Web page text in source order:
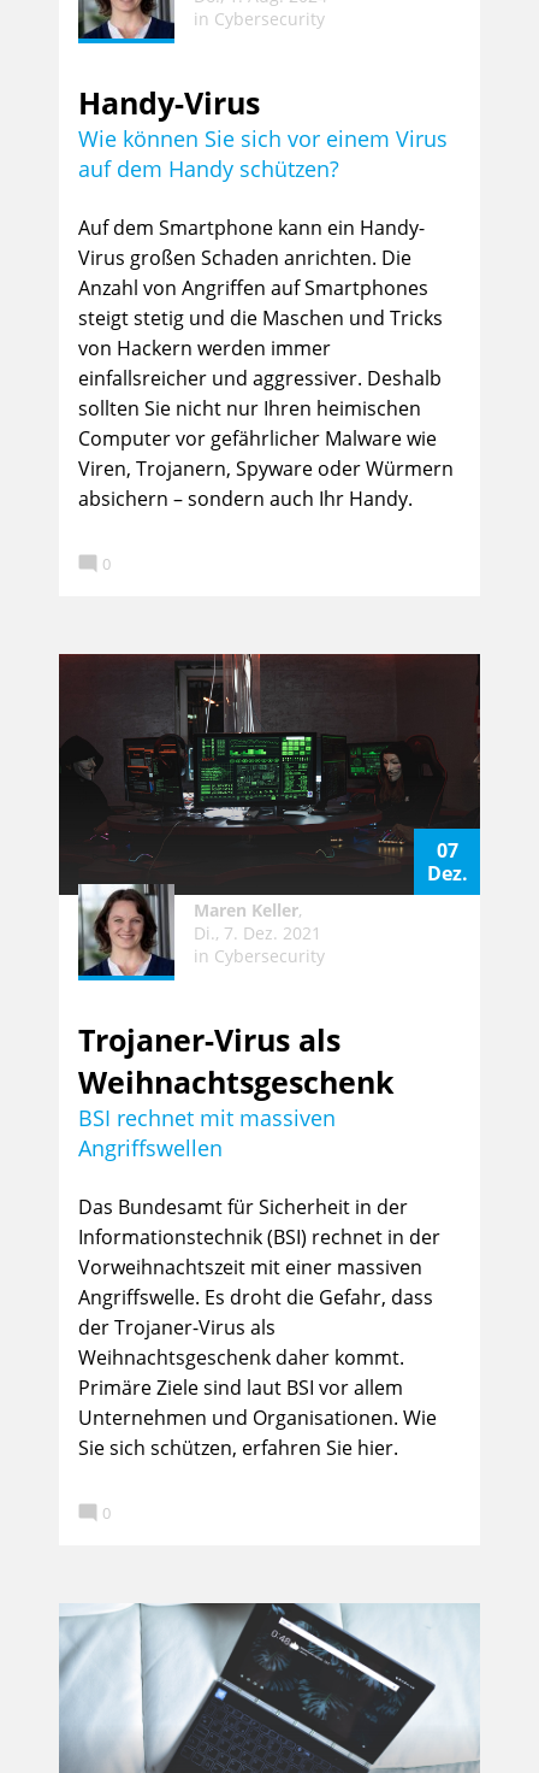
in Cybersecurity
Handy-Virus
Wie können Sie sich vor einem Virus
auf dem Handy schützen?
Auf dem Smartphone kann ein Handy-
Virus großen Schaden anrichten. Die
Anzahl von Angriffen auf Smartphones
steigt stetig und die Maschen und Tricks
von Hackern werden immer
einfallsreicher und aggressiver. Deshalb
sollten Sie nicht nur Ihren heimischen
Computer vor gefährlicher Malware wie
Viren, Trojanern, Spyware oder Würmern
absichern – sondern auch Ihr Handy.
 0
07
Dez.
Maren Keller,
Di., 7. Dez. 2021
in Cybersecurity
Trojaner-Virus als
Weihnachtsgeschenk
BSI rechnet mit massiven
Angriffswellen
Das Bundesamt für Sicherheit in der
Informationstechnik (BSI) rechnet in der
Vorweihnachtszeit mit einer massiven
Angriffswelle. Es droht die Gefahr, dass
der Trojaner-Virus als
Weihnachtsgeschenk daher kommt.
Primäre Ziele sind laut BSI vor allem
Unternehmen und Organisationen. Wie
Sie sich schützen, erfahren Sie hier.
 0